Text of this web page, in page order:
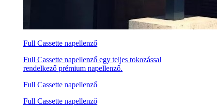
Full Cassette napellenző
Full Cassette napellenző egy teljes tokozással
rendelkező prémium napellenző.
Full Cassette napellenző
Full Cassette napellenző